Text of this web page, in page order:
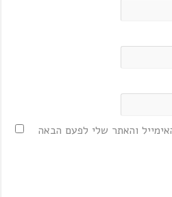
והאתר שלי לפעם הבאה